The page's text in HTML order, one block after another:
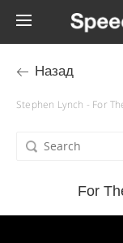
Назад
Stephen Lynch - For
For